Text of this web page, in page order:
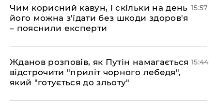
Чим корисний кавун, і скільки на день
його можна з'їдати без шкоди здоров'я
– пояснили експерти
15:57
Жданов розповів, як Путін намагається
відстрочити "приліт чорного лебедя",
який "готується до зльоту"
15:44